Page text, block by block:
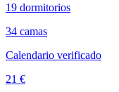
19 dormitorios
34 camas
Calendario verificado
21 €